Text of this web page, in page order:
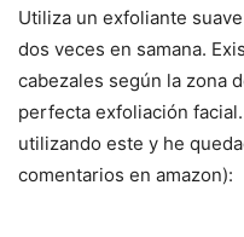
Utiliza un exfoliante
dos veces en samana.
cabezales según la zona
perfecta exfoliación
utilizando este y he
comentarios en amazon):